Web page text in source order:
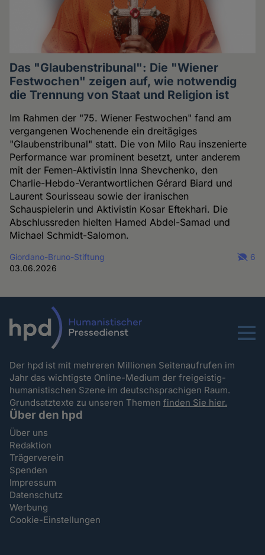
Das "Glaubenstribunal": Die "Wiener
Festwochen" zeigen auf, wie notwendig
die Trennung von Staat und Religion ist
Im Rahmen der "75. Wiener Festwochen" fand am
vergangenen Wochenende ein dreitägiges
"Glaubenstribunal" statt. Die von Milo Rau inszenierte
Performance war prominent besetzt, unter anderem
mit der Femen-Aktivistin Inna Shevchenko, den
Charlie-Hebdo-Verantwortlichen Gérard Biard und
Laurent Sourisseau sowie der iranischen
Schauspielerin und Aktivistin Kosar Eftekhari. Die
Abschlussreden hielten Hamed Abdel-Samad und
Michael Schmidt-Salomon.
Giordano-Bruno-Stiftung
03.06.2026
6
Menu
Der hpd ist mit mehreren Millionen Seitenaufrufen im
Jahr das wichtigste Online-Medium der freigeistig-
humanistischen Szene im deutschsprachigen Raum.
Grundsatztexte zu unseren Themenfinden Sie hier.
Über den hpd
Über uns
Redaktion
Trägerverein
Spenden
Impressum
Datenschutz
Werbung
Cookie-Einstellungen